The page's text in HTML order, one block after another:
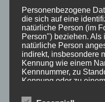
Aktionen
Ausstellungen
Flechtkurse
Impressionen
Info
Natur in Form
Personenbezogene
die sich auf eine
natürliche Person (im
Person") beziehen.
natürliche Person
indirekt, insbesondere
Kennung wie einem
Kennnummer, zu
Kennung oder zu
physischen,